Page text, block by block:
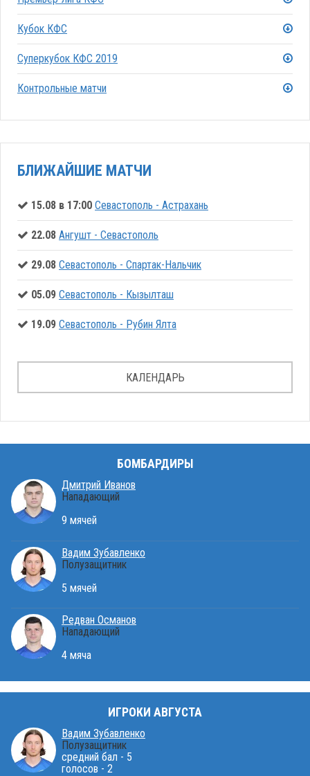
Кубок КФС
Суперкубок КФС 2019
Контрольные матчи
БЛИЖАЙШИЕ МАТЧИ
15.08 в 17:00 Севастополь - Астрахань
22.08 Ангушт - Севастополь
29.08 Севастополь - Спартак-Нальчик
05.09 Севастополь - Кызылташ
19.09 Севастополь - Рубин Ялта
КАЛЕНДАРЬ
БОМБАРДИРЫ
Дмитрий Иванов
Нападающий
9 мячей
Вадим Зубавленко
Полузащитник
5 мячей
Редван Османов
Нападающий
4 мяча
ИГРОКИ АВГУСТА
Вадим Зубавленко
Полузащитник
средний бал - 5
голосов - 2